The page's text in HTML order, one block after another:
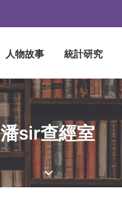
人物故事 統計研究
潘sir查經室